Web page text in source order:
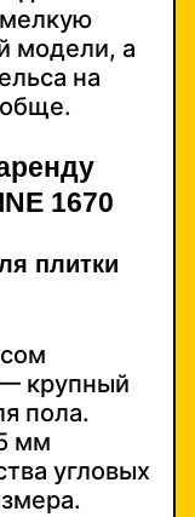
модели, а
на
1670
плитки
крупный
пола.
мм
угловых